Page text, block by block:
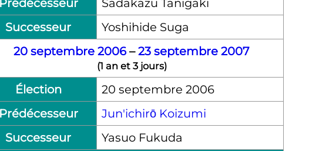
Successeur
Yoshihide Suga
20 septembre 2006 –23 septembre 2007
(1 an et 3 jours)
Élection
20 septembre 2006
Jun'ichirō Koizumi
Successeur
Yasuo Fukuda